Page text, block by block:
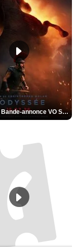
L'Odyssée Bande-annonce VO STFR